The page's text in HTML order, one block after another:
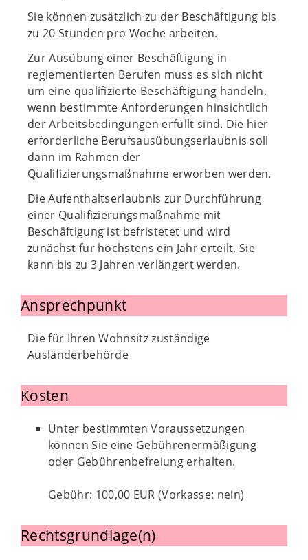
Sie können zusätzlich zu der Beschäftigung bis
zu 20 Stunden pro Woche arbeiten.
Zur Ausübung einer Beschäftigung in
reglementierten Berufen muss es sich nicht
um eine qualifizierte Beschäftigung handeln,
wenn bestimmte Anforderungen hinsichtlich
der Arbeitsbedingungen erfüllt sind. Die hier
erforderliche Berufsausübungserlaubnis soll
dann im Rahmen der
Qualifizierungsmaßnahme erworben werden.
Die Aufenthaltserlaubnis zur Durchführung
einer Qualifizierungsmaßnahme mit
Beschäftigung ist befristetet und wird
zunächst für höchstens ein Jahr erteilt. Sie
kann bis zu 3 Jahren verlängert werden.
Ansprechpunkt
Die für Ihren Wohnsitz zuständige
Ausländerbehörde
Kosten
Unter bestimmten Voraussetzungen
können Sie eine Gebührenermäßigung
oder Gebührenbefreiung erhalten.
Gebühr: 100,00 EUR (Vorkasse: nein)
Rechtsgrundlage(n)